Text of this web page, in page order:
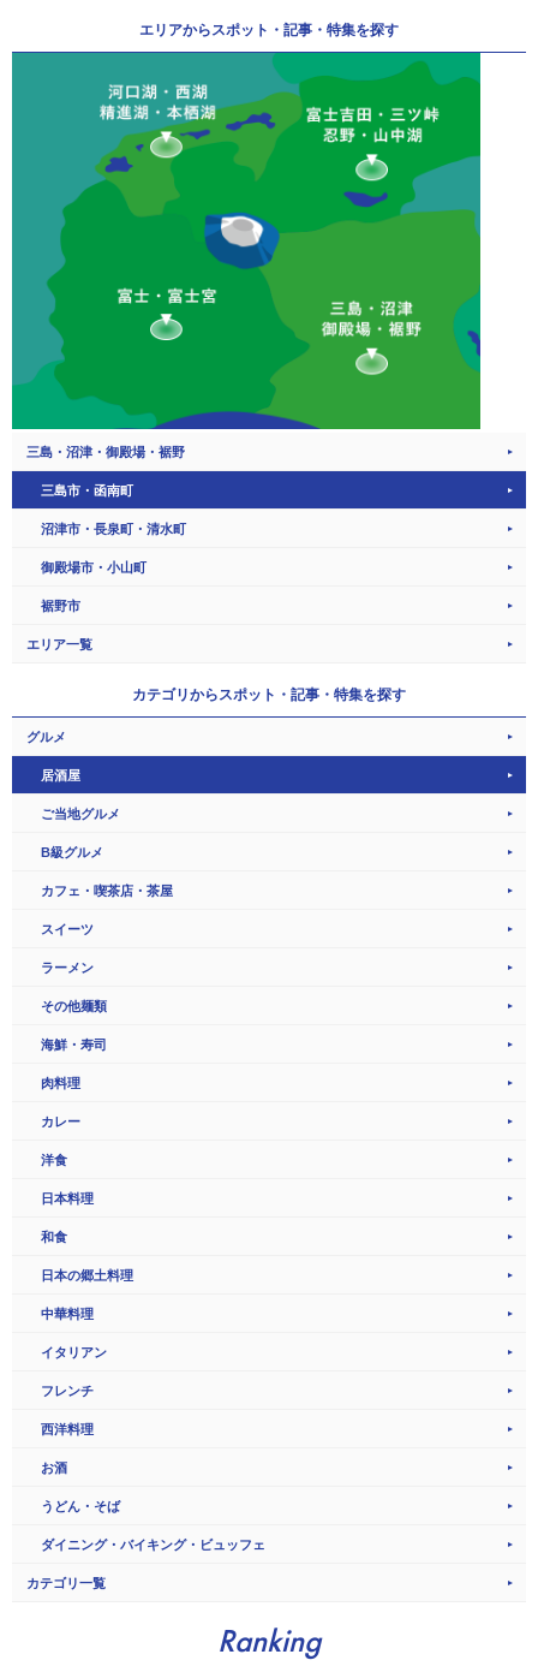
エリアから スポット・記事・特集を探す
三島・沼津・御殿場・裾野
三島市・函南町
沼津市・長泉町・清水町
御殿場市・小山町
裾野市
エリア一覧
カテゴリからスポット・記事・特集を探す
グルメ
居酒屋
ご当地グルメ
B級グルメ
カフェ・喫茶店・茶屋
スイーツ
ラーメン
その他麺類
海鮮・寿司
肉料理
カレー
洋食
日本料理
和食
日本の郷土料理
中華料理
イタリアン
フレンチ
西洋料理
お酒
うどん・そば
ダイニング・バイキング・ビュッフェ
カテゴリ一覧
Ranking